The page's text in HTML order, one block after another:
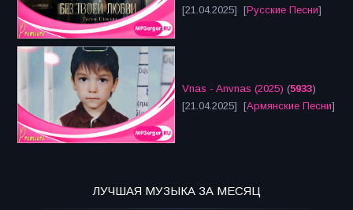
[21.04.2025] [Русские Песни]
Vnas - Anvnas (2025) (5933)
[21.04.2025] [Армянские Песни]
ЛУЧШАЯ МУЗЫКА ЗА МЕСЯЦ